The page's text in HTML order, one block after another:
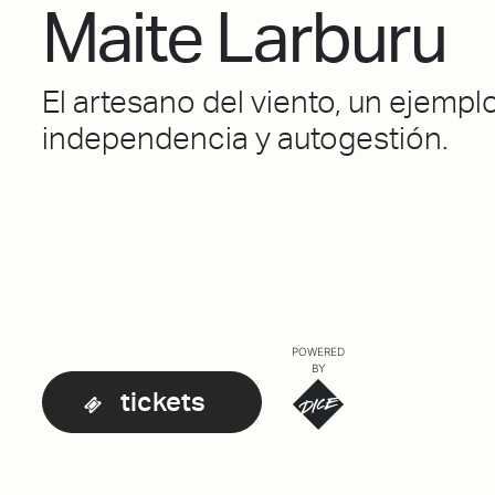
Maite Larburu
El artesano del viento, un
independencia y autogestión.
tickets
POWERED
BY